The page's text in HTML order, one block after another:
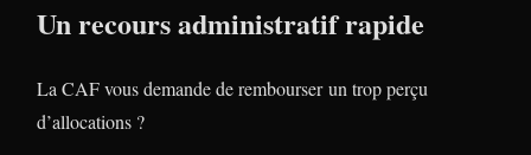
Un recours administratif rapide
La CAF vous demande de rembourser un trop perçu
d’allocations ?